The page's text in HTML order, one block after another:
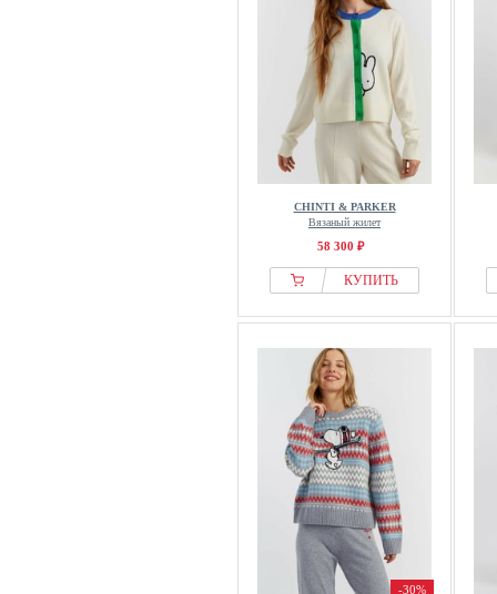
CHINTI & PARKER
Вязаный жилет
58 300 ₽
КУПИТЬ
-30%